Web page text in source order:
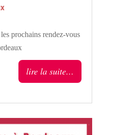
prochains rendez-vous
lire la suite…